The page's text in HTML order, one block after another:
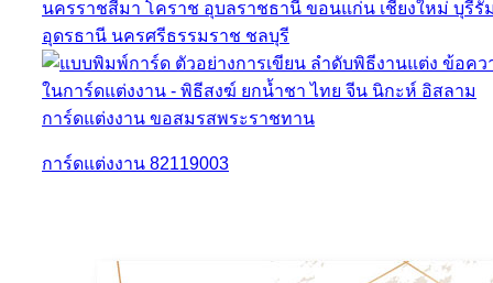
การ์ดแต่งงาน 82119003